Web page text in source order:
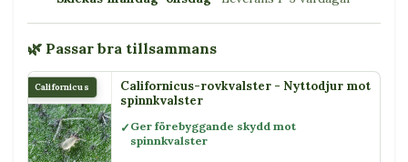
🌿 Passar bra tillsammans
Californicus
Californicus-rovkvalster - Nyttodjur mot
spinnkvalster
Ger förebyggande skydd mot
spinnkvalster